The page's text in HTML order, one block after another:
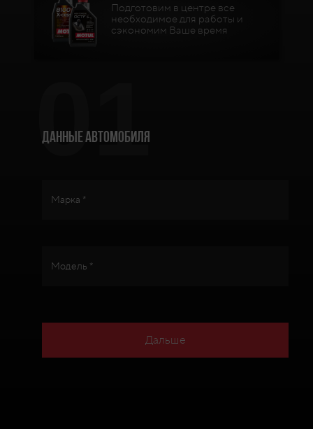
Подготовим в центре все
необходимое для работы и
сэкономим Ваше время
01
Данные автомобиля
Марка *
Модель *
Дальше